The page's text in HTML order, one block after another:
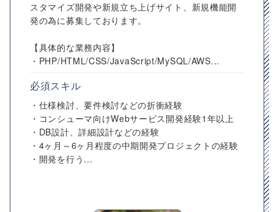
スタマイズ開発や新規立ち上げサイト、新規機能開
発の為に募集しております。
【具体的な業務内容】
・PHP/HTML/CSS/JavaScript/MySQL/AWS...
必須スキル
・仕様検討、要件検討などの折衝経験
・コンシューマ向けWebサービス開発経験1年以上
・DB設計、詳細設計などの経験
・4ヶ月～6ヶ月程度の中期開発プロジェクトの経験
・開発を行う...